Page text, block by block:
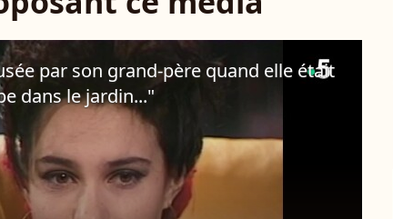
par son grand-père quand elle était
dans le jardin..."